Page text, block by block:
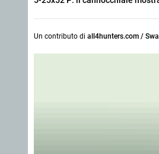
Un contributo di all4hunters.com /